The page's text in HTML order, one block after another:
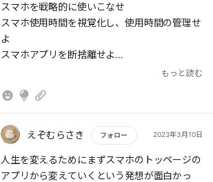
スマホを戦略的に使いこなせ
スマホ使用時間を視覚化し、使用時間の管理せ
よ
スマホアプリを断捨離せよ
スマホの使用はドーパミン物質とアクセスのし
心地よい刺激をスマホから違ういいモノに変え
スマホゲームには人間の脳の特性に合わせた特
スマホゲームは依存しやすい
もっと読む
えぞむらさき フォロー 2023年3月10日
もっと読む
人生を変えるためにまずスマホのトッページの
アプリから変えていくという発想が面白かっ